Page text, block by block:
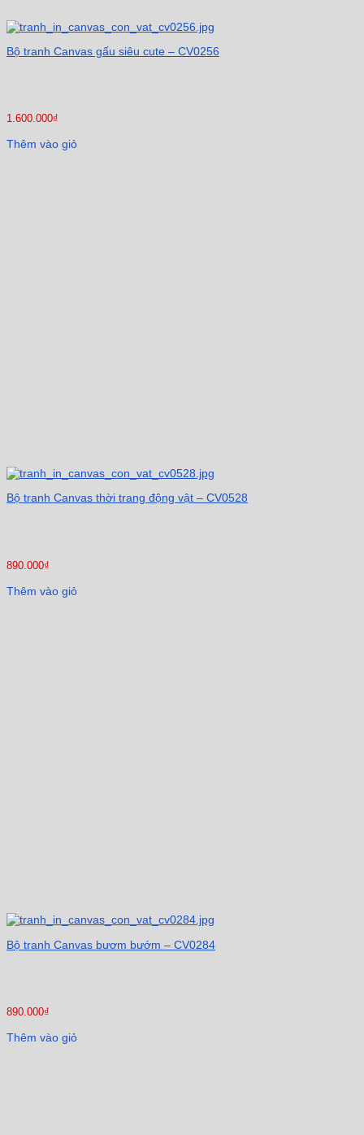
Bộ tranh Canvas gấu siêu cute – CV0256
1.600.000₫
Thêm vào giỏ
Bộ tranh Canvas thời trang động vật – CV0528
890.000₫
Thêm vào giỏ
Bộ tranh Canvas bươm bướm – CV0284
890.000₫
Thêm vào giỏ